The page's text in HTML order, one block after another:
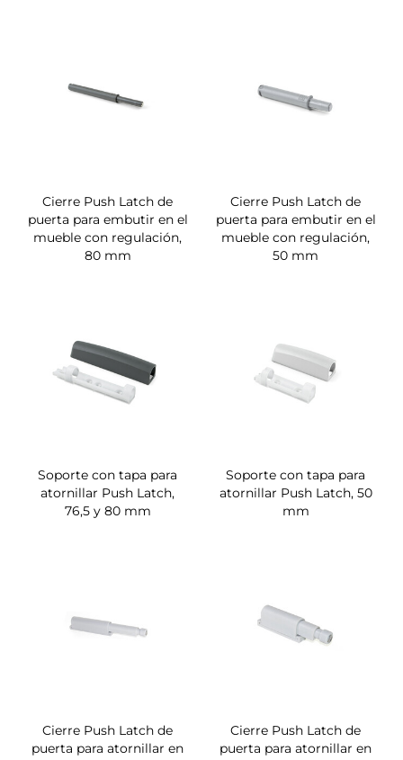
Cierre Push Latch de
puerta para embutir en el
mueble con regulación,
80 mm
Cierre Push Latch de
puerta para embutir en el
mueble con regulación,
50 mm
Soporte con tapa para
atornillar Push Latch,
76,5 y 80 mm
Soporte con tapa para
atornillar Push Latch, 50
mm
Cierre Push Latch de
puerta para atornillar en
Cierre Push Latch de
puerta para atornillar en